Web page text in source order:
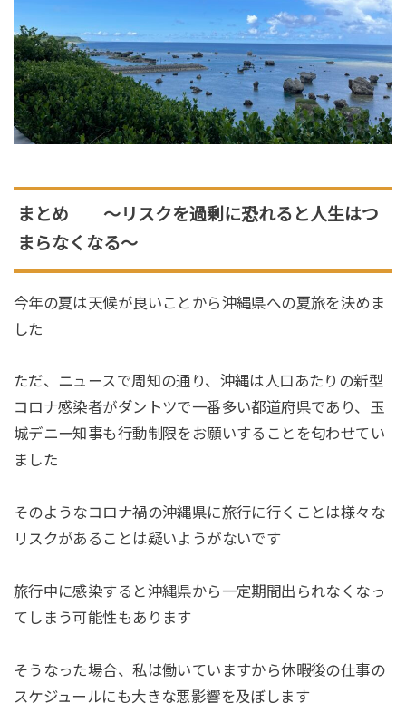
まとめ 〜リスクを過剰に恐れると人生はつ
まらなくなる〜
今年の夏は天候が良いことから沖縄県への夏旅を決めま
した
ただ、ニュースで周知の通り、沖縄は人口あたりの新型
コロナ感染者がダントツで一番多い都道府県であり、玉
城デニー知事も行動制限をお願いすることを匂わせてい
ました
そのようなコロナ禍の沖縄県に旅行に行くことは様々な
リスクがあることは疑いようがないです
旅行中に感染すると沖縄県から一定期間出られなくなっ
てしまう可能性もあります
そうなった場合、私は働いていますから休暇後の仕事の
スケジュールにも大きな悪影響を及ぼします